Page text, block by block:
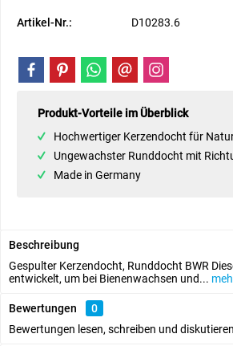
Artikel-Nr.: D10283.6
Produkt-Vorteile im Überblick
Hochwertiger Kerzendocht für
Ungewachster Runddocht mit
Made in Germany
Beschreibung
Gespulter Kerzendocht, Runddocht BWR
entwickelt, um bei Bienenwachsen und...
Bewertungen
0
Bewertungen lesen, schreiben und